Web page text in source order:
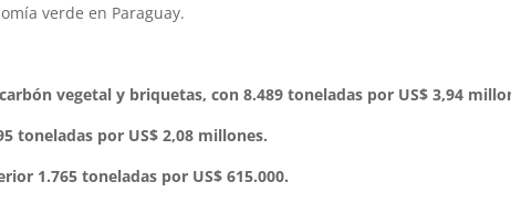
verde en Paraguay.
carbón vegetal y briquetas, con 8.489 toneladas por US$ 3,94
toneladas por US$ 2,08 millones.
1.765 toneladas por US$ 615.000.